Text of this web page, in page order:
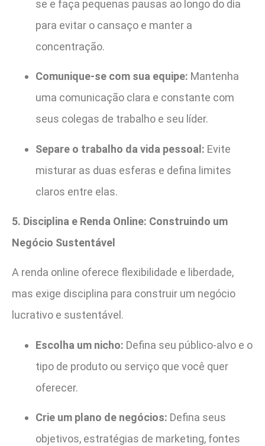
se e faça pequenas pausas ao longo do dia
para evitar o cansaço e manter a
concentração.
Comunique-se com sua equipe: Mantenha
uma comunicação clara e constante com
seus colegas de trabalho e seu líder.
Separe o trabalho da vida pessoal: Evite
misturar as duas esferas e defina limites
claros entre elas.
5. Disciplina e Renda Online: Construindo um
Negócio Sustentável
A renda online oferece flexibilidade e liberdade,
mas exige disciplina para construir um negócio
lucrativo e sustentável.
Escolha um nicho: Defina seu público-alvo e o
tipo de produto ou serviço que você quer
oferecer.
Crie um plano de negócios: Defina seus
objetivos, estratégias de marketing, fontes